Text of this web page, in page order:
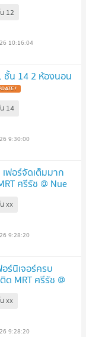
12
10:16:04
ชั้น 14 2 ห้องนอน
!
14
9:30:00
ฟอร์จัดเต็มมาก
ศรีรัช @ Nue
xx
9:28:20
ร์นิเจอร์ครบ
MRT ศรีรัช @
xx
9:28:20